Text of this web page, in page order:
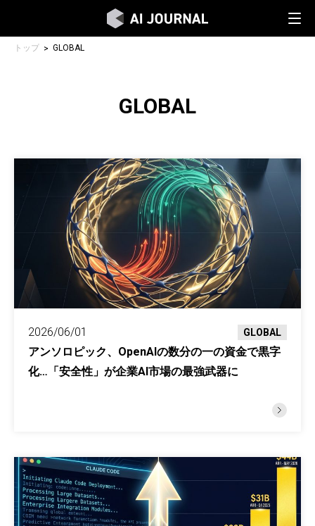
トップ GLOBAL
GLOBAL
2026/06/01 GLOBAL
アンソロピック、OpenAIの数分の一の資金で黒字
化…「安全性」が企業AI市場の最強武器に